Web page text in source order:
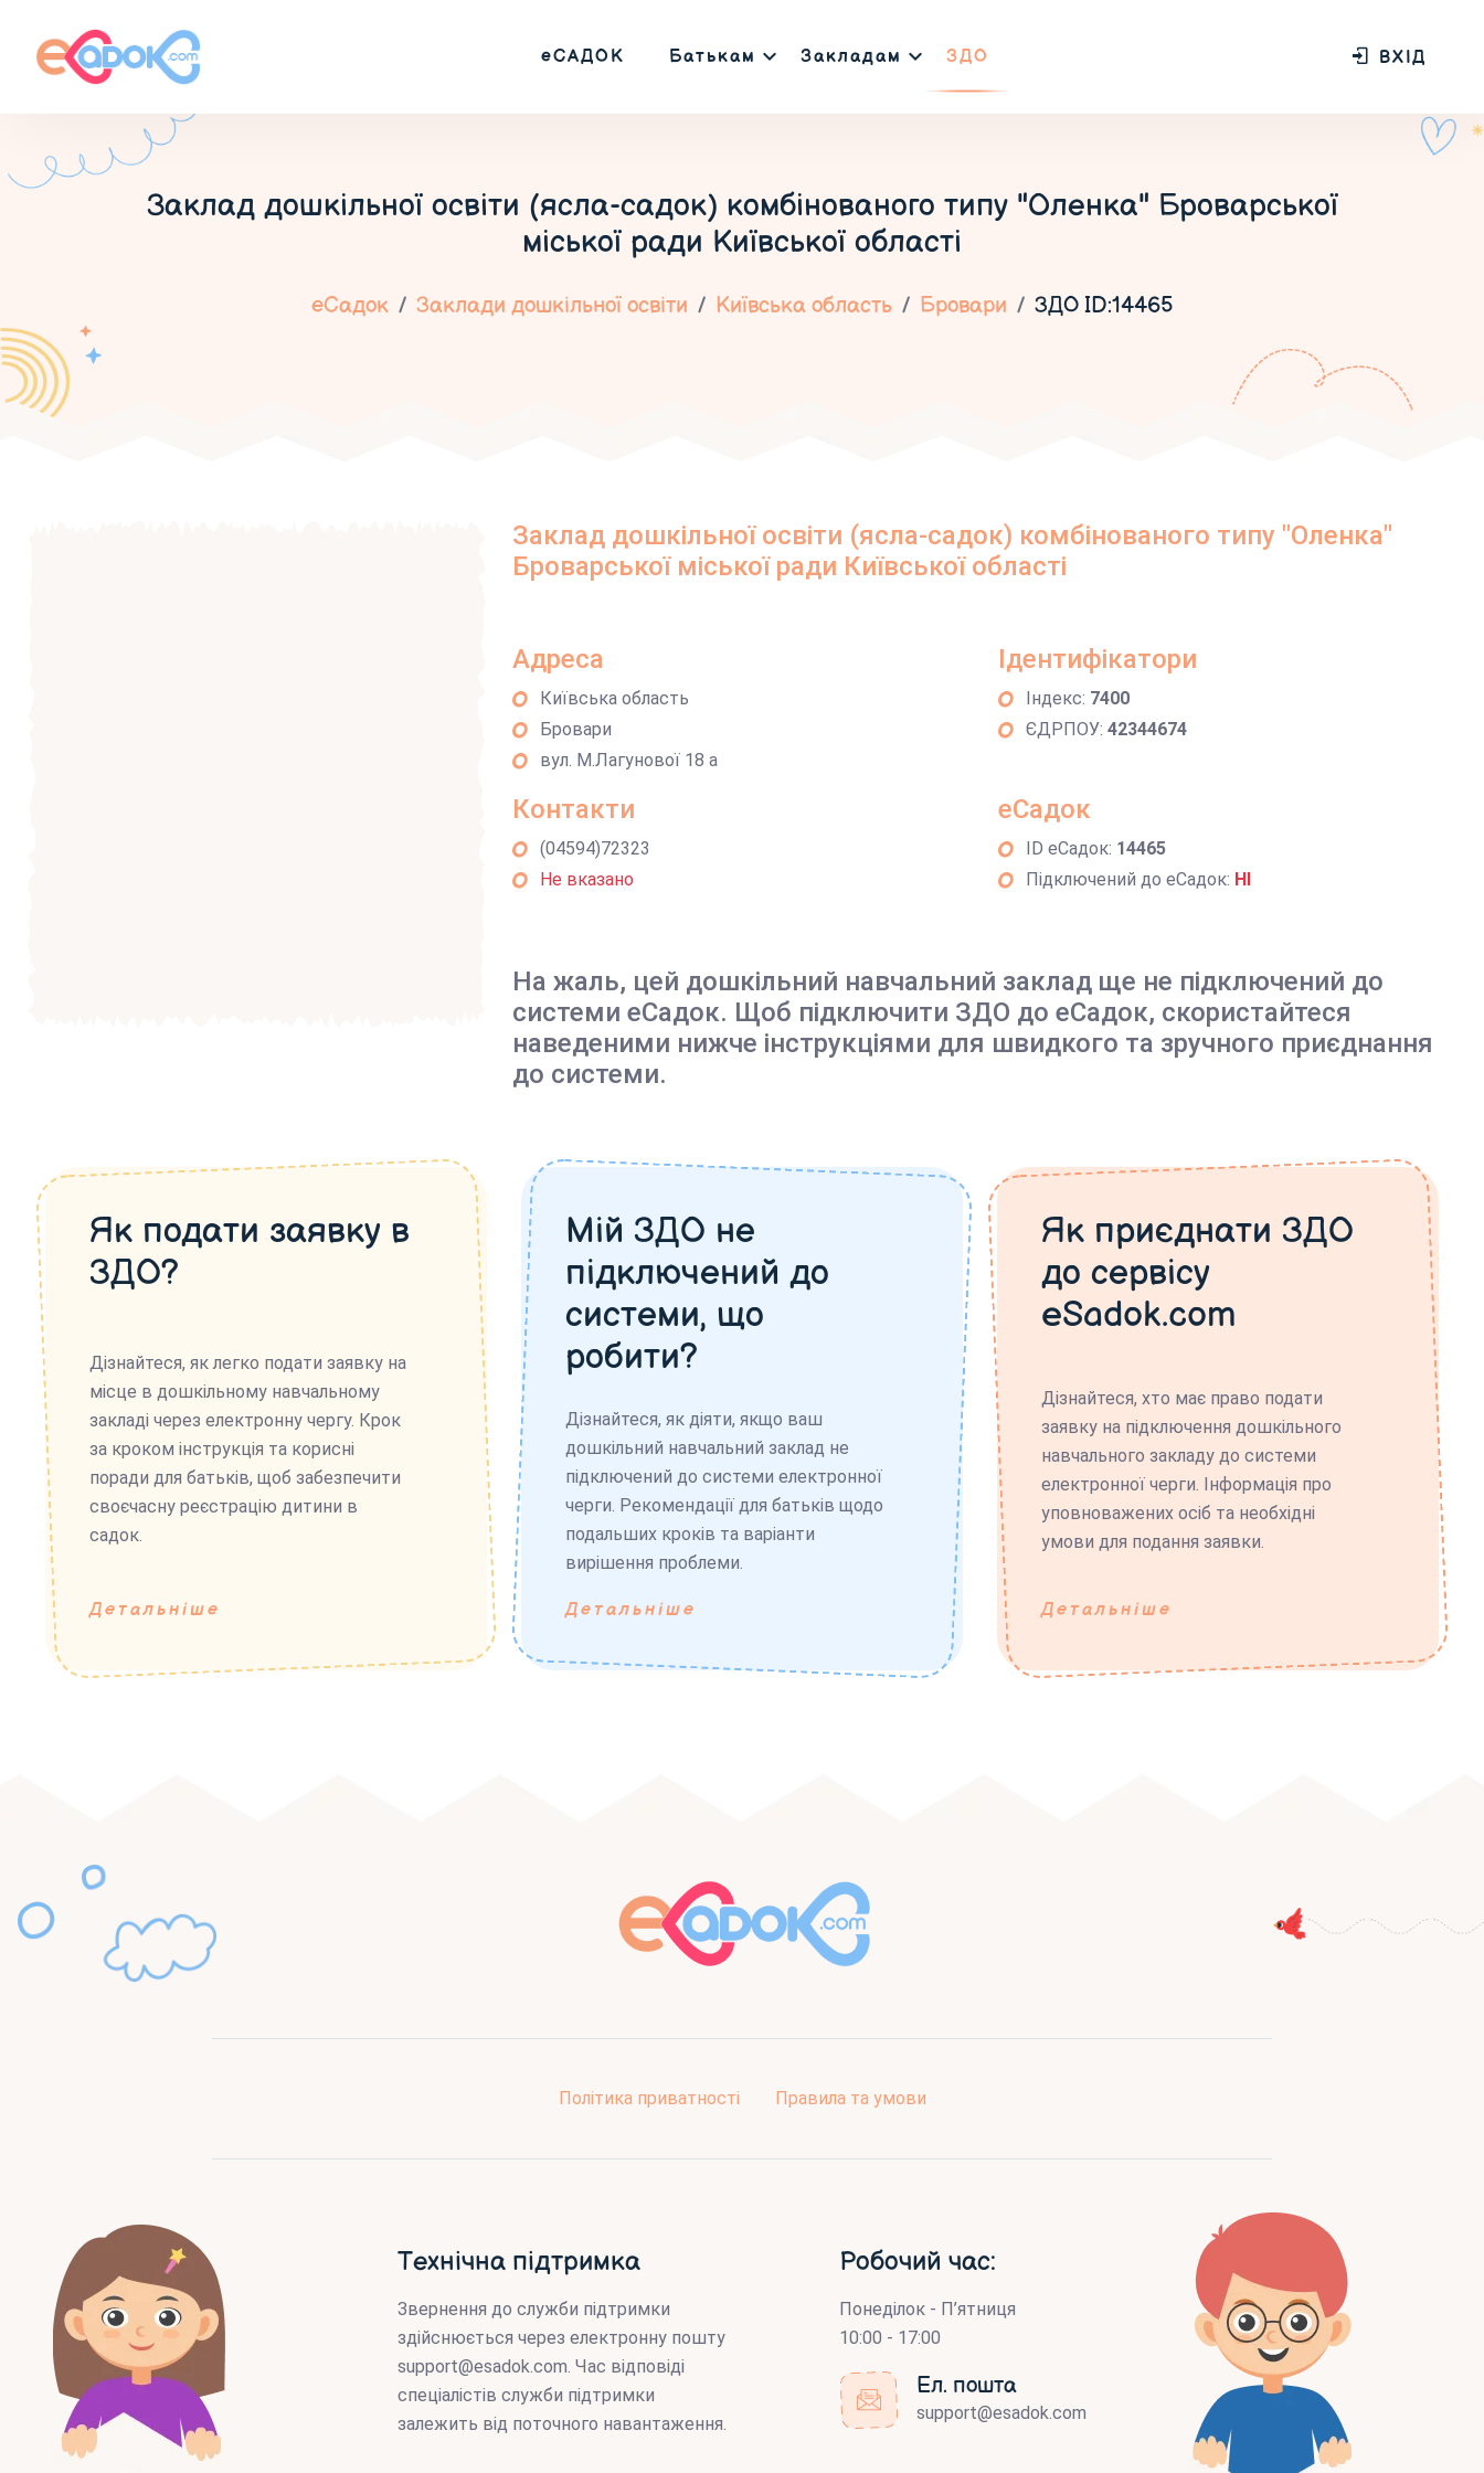
еСАДОК Батькам Закладам ЗДО ВХІД
Заклад дошкільної освіти (ясла-садок) комбінованого типу "Оленка" Броварської
міської ради Київської області
еСадок Заклади дошкільної освіти Київська область Бровари ЗДО ID:14465
Заклад дошкільної освіти (ясла-садок) комбінованого типу "Оленка"
Броварської міської ради Київської області
Адреса
Київська область
Бровари
вул. М.Лагунової 18 а
Ідентифікатори
Індекс: 7400
ЄДРПОУ: 42344674
Контакти
(04594)72323
Не вказано
еСадок
ID еСадок: 14465
Підключений до еСадок: НІ
На жаль, цей дошкільний навчальний заклад ще не підключений до
системи еСадок. Щоб підключити ЗДО до еСадок, скористайтеся
наведеними нижче інструкціями для швидкого та зручного приєднання
до системи.
Як подати заявку в
ЗДО?
Дізнайтеся, як легко подати заявку на
місце в дошкільному навчальному
закладі через електронну чергу. Крок
за кроком інструкція та корисні
поради для батьків, щоб забезпечити
своєчасну реєстрацію дитини в
садок.
Детальніше
Мій ЗДО не
підключений до
системи, що
робити?
Дізнайтеся, як діяти, якщо ваш
дошкільний навчальний заклад не
підключений до системи електронної
черги. Рекомендації для батьків щодо
подальших кроків та варіанти
вирішення проблеми.
Детальніше
Як приєднати ЗДО
до сервісу
eSadok.com
Дізнайтеся, хто має право подати
заявку на підключення дошкільного
навчального закладу до системи
електронної черги. Інформація про
уповноважених осіб та необхідні
умови для подання заявки.
Детальніше
Політика приватності Правила та умови
Технічна підтримка
Звернення до служби підтримки
здійснюється через електронну пошту
support@esadok.com. Час відповіді
спеціалістів служби підтримки
залежить від поточного навантаження.
Робочий час:
Понеділок - П’ятниця
10:00 - 17:00
Ел. пошта
support@esadok.com